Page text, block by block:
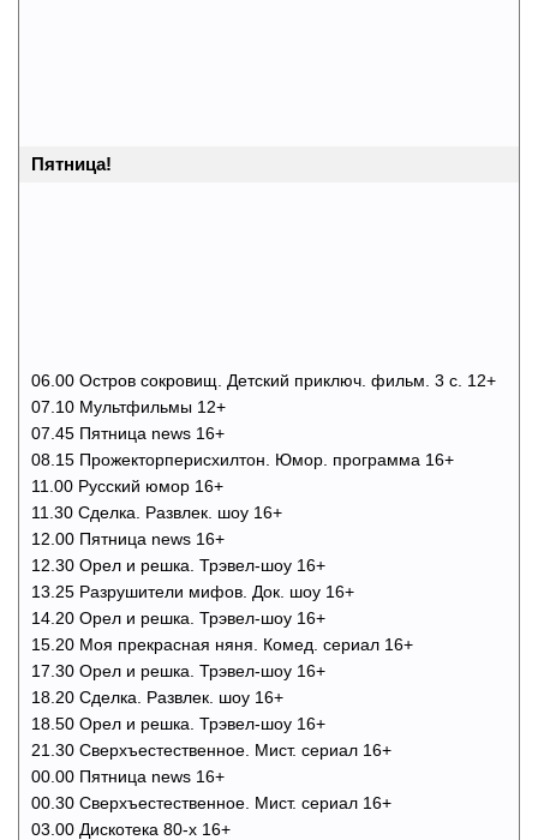
Пятница!
06.00 Остров сокровищ. Детский приключ. фильм. 3 с. 12+
07.10 Мультфильмы 12+
07.45 Пятница news 16+
08.15 Прожекторперисхилтон. Юмор. программа 16+
11.00 Русский юмор 16+
11.30 Сделка. Развлек. шоу 16+
12.00 Пятница news 16+
12.30 Орел и решка. Трэвел-шоу 16+
13.25 Разрушители мифов. Док. шоу 16+
14.20 Орел и решка. Трэвел-шоу 16+
15.20 Моя прекрасная няня. Комед. сериал 16+
17.30 Орел и решка. Трэвел-шоу 16+
18.20 Сделка. Развлек. шоу 16+
18.50 Орел и решка. Трэвел-шоу 16+
21.30 Сверхъестественное. Мист. сериал 16+
00.00 Пятница news 16+
00.30 Сверхъестественное. Мист. сериал 16+
03.00 Дискотека 80-х 16+